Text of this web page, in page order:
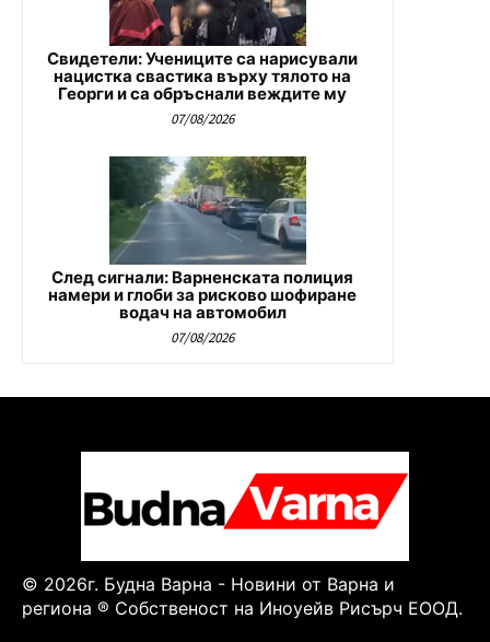
Свидетели: Учениците са нарисували
нацистка свастика върху тялото на
Георги и са обръснали веждите му
07/08/2026
След сигнали: Варненската полиция
намери и глоби за рисково шофиране
водач на автомобил
07/08/2026
© 2026г. Будна Варна - Новини от Варна и
региона ® Собственост на Иноуейв Рисърч ЕООД.